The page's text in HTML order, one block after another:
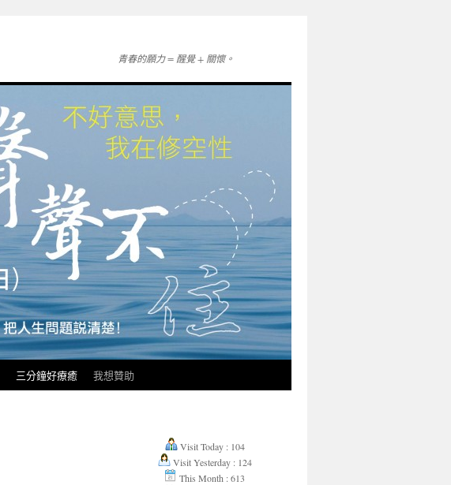
青春的願力 = 醒覺 + 關懷。
三分鐘好療癒 我想贊助
Visit Today : 104
Visit Yesterday : 124
This Month : 613